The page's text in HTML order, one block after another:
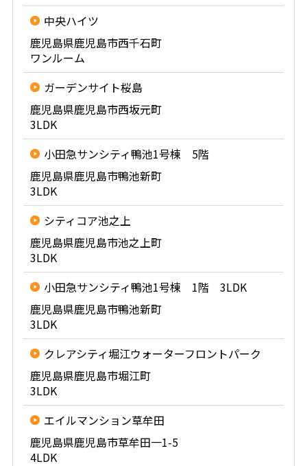
中央ハイツ
鹿児島県鹿児島市西千石町
ワンルーム
ガーデンサイト桜島
鹿児島県鹿児島市西坂元町
3LDK
小田急サンシティ鴨池1号棟 5階
鹿児島県鹿児島市鴨池新町
3LDK
シティコア池之上
鹿児島県鹿児島市池之上町
3LDK
小田急サンシティ鴨池1号棟 1階 3LDK
鹿児島県鹿児島市鴨池新町
3LDK
クレアシティ堀江ウォーターフロントパーク
鹿児島県鹿児島市堀江町
3LDK
エイルマンション草牟田
鹿児島県鹿児島市草牟田一1-5
4LDK